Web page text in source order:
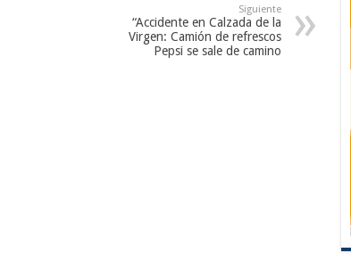
Siguiente
“Accidente en Calzada de la
Virgen: Camión de refrescos
Pepsi se sale de camino